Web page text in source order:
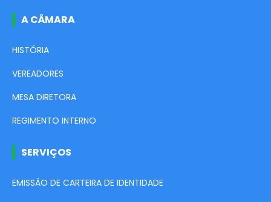
A CÂMARA
HISTÓRIA
VEREADORES
MESA DIRETORA
REGIMENTO INTERNO
SERVIÇOS
EMISSÃO DE CARTEIRA DE IDENTIDADE